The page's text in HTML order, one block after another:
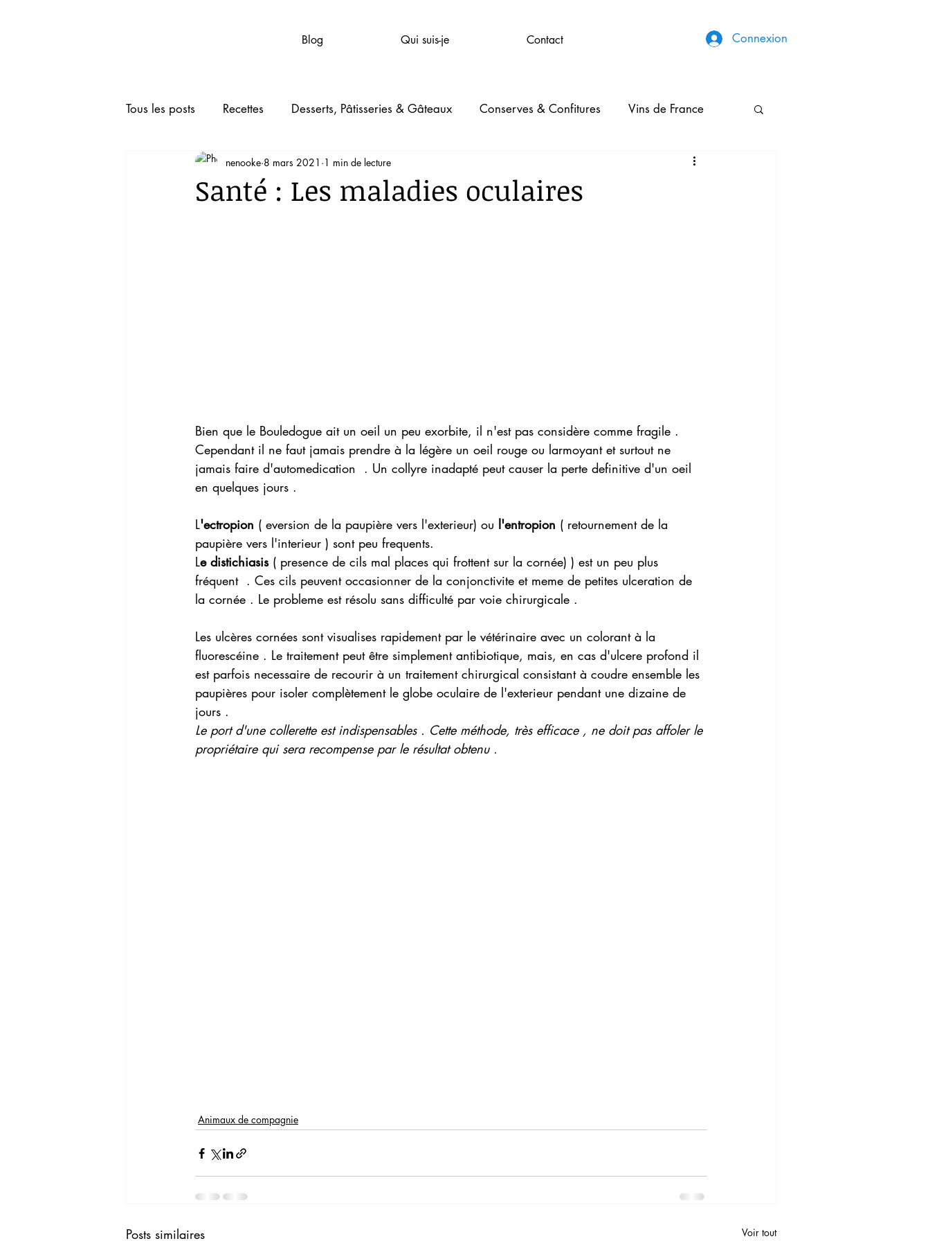
Blog Qui suis-je Contact Connexion
Tous les posts Recettes Desserts, Pâtisseries & Gâteaux Conserves & Confitures Vins de France
Boissons Animaux de compagnie Santé & Bien-être Broderies & Couture
Santé : Les maladies oculaires
nenooke 8 mars 2021 1 min de lecture
Bien que le Bouledogue ait un oeil un peu exorbite, il n'est pas considère comme fragile .
Cependant il ne faut jamais prendre à la légère un oeil rouge ou larmoyant et surtout ne
jamais faire d'automedication  . Un collyre inadapté peut causer la perte definitive d'un oeil
en quelques jours .
L'ectropion ( eversion de la paupière vers l'exterieur) ou l'entropion ( retournement de la
paupière vers l'interieur ) sont peu frequents.
Le distichiasis ( presence de cils mal places qui frottent sur la cornée) ) est un peu plus
fréquent  . Ces cils peuvent occasionner de la conjonctivite et meme de petites ulceration de
la cornée . Le probleme est résolu sans difficulté par voie chirurgicale .
Les ulcères cornées sont visualises rapidement par le vétérinaire avec un colorant à la
fluorescéine . Le traitement peut être simplement antibiotique, mais, en cas d'ulcere profond il
est parfois necessaire de recourir à un traitement chirurgical consistant à coudre ensemble les
paupières pour isoler complètement le globe oculaire de l'exterieur pendant une dizaine de
jours .
Le port d'une collerette est indispensables . Cette méthode, très efficace , ne doit pas affoler le
propriétaire qui sera recompense par le résultat obtenu .
Animaux de compagnie
Posts similaires Voir tout